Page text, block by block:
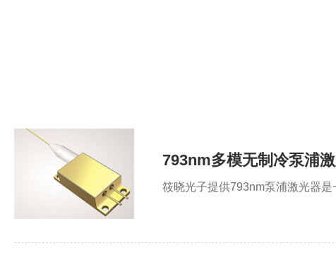
793nm多模无制冷泵浦
筱晓光子提供793nm泵浦激光器